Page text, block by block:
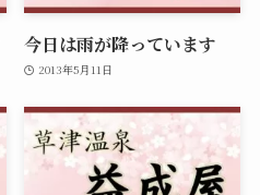
今日は雨が降っています
2013年5月11日